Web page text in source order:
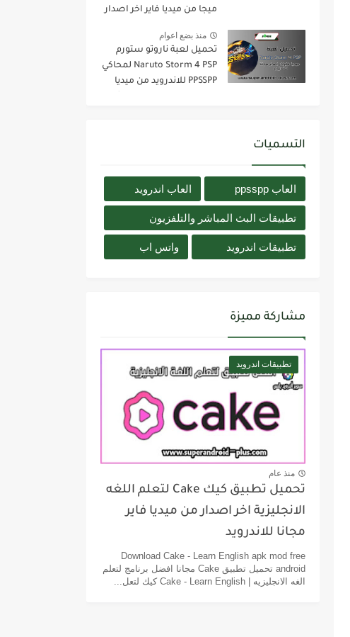
ميجا من ميديا فاير اخر اصدار
منذ بضع اعوام
تحميل لعبة ناروتو ستورم
Naruto Storm 4 PSP لمحاكي
PPSSPP للاندرويد من ميديا
التسميات
العاب ppsspp العاب اندرويد
تطبيقات البث المباشر والتلفزيون
تطبيقات اندرويد واتس اب
مشاركة مميزة
تطبيقات اندرويد
منذ عام
تحميل تطبيق كيك Cake لتعلم اللغه
الانجليزية اخر اصدار من ميديا فاير
مجانا للاندرويد
Download Cake - Learn English apk mod free
android تحميل تطبيق Cake مجانا افضل برنامج لتعلم
الغه الانجليزيه | Cake - Learn English كيك لتعل...